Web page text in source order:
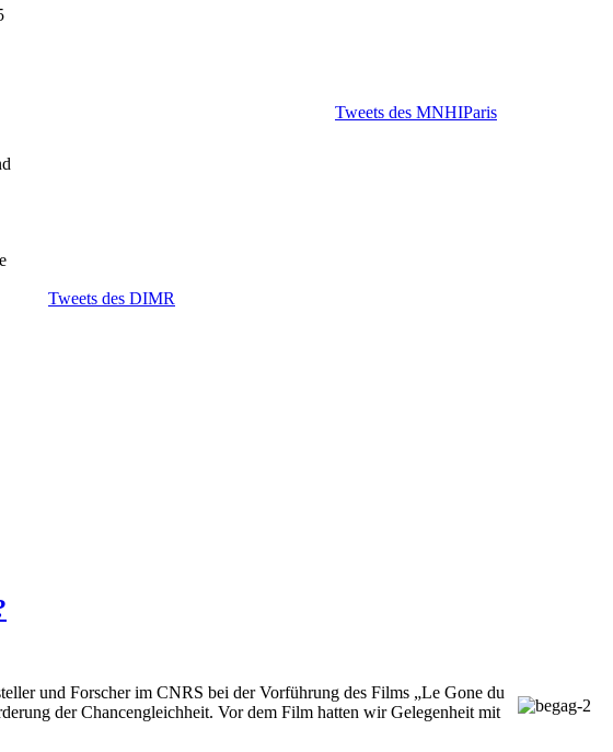
Tweets des MNHIParis
Tweets des DIMR
und Forscher im CNRS bei der Vorführung des Films „Le Gone du
der Chancengleichheit. Vor dem Film hatten wir Gelegenheit mit